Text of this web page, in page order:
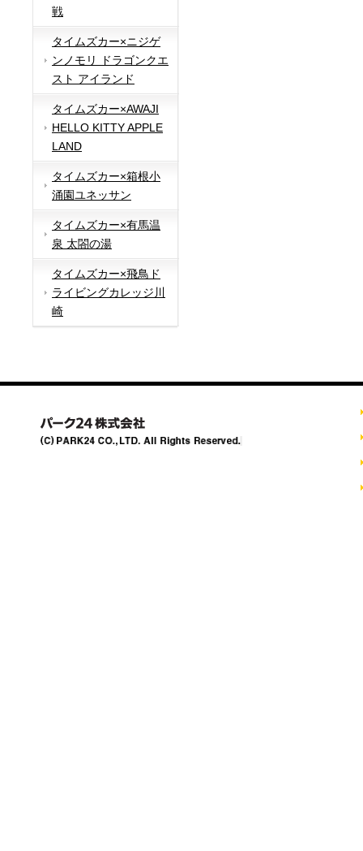
戦
タイムズカー×ニジゲ
ンノモリ ドラゴンクエ
スト アイランド
タイムズカー×AWAJI
HELLO KITTY APPLE
LAND
タイムズカー×箱根小
涌園ユネッサン
タイムズカー×有馬温
泉 太閤の湯
タイムズカー×飛鳥ド
ライビングカレッジ川
崎